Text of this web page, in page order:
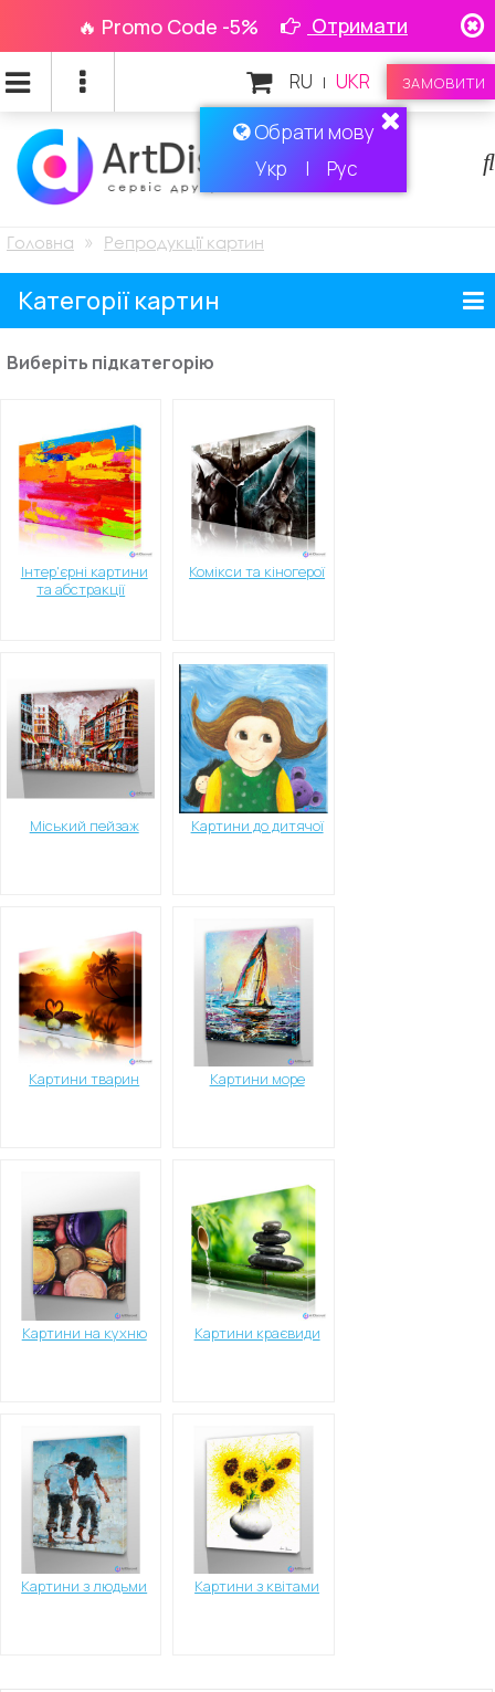
🔥 Promo Code -5% Отримати
Обрати мову
Укр | Рус
ЗАМОВИТИ
RU | UKR
Головна » Репродукції картин
Категорії картин
Виберіть підкатегорію
Інтер'єрні картини
та абстракції
Комікси та кіногерої
Міський пейзаж Картини до дитячої
Картини тварин Картини море
Картини на кухню Картини краєвиди
Картини з людьми Картини з квітами